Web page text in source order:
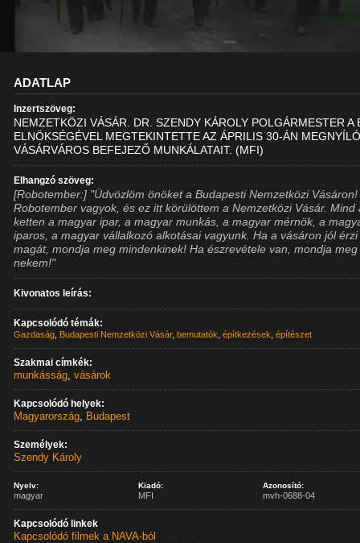
ADATLAP
Inzertszöveg:
NEMZETKÖZI VÁSÁR. DR. SZENDY KÁROLY POLGÁRMESTER A
ELNÖKSÉGÉVEL MEGTEKINTETTE AZ ÁPRILIS 30-ÁN
VÁSÁRVÁROS BEFEJEZŐ MUNKÁLATAIT. (MFI)
Elhangzó szöveg:
[Robotember:] "Üdvözlöm önöket a Budapesti Nemzetközi
Robotember vagyok, és ez itt körülöttem a Nemzetközi Vásár. Mind
ketten a magyar ipar, a magyar munkás, a magyar mérnök, a
iparos, a magyar vállalkozó alkotásai vagyunk. Ha a vásáron jól érzi
magát, mondja meg mindenkinek! Ha észrevétele van, mondja meg
nekem!"
Kivonatos leírás:
Kapcsolódó témák:
Gazdaság Budapesti Nemzetközi Vásár,bemutatók ,építkezések ,építészet
Szakmai címkék:
munkásság,vásárok
Kapcsolódó helyek:
Magyarország, Budapest
Személyek:
Szendy Károly
Nyelv:
magyar
Kiadó:
MFI
Azonosító:
mvh-0688-04
Kapcsolódó linkek
Kapcsolódó filmek a NAVA-ból